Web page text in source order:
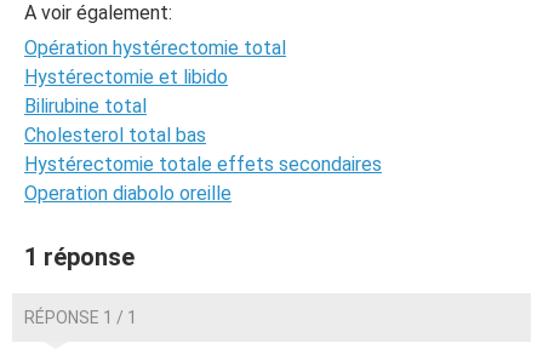
A voir également:
Opération hystérectomie total
Hystérectomie et libido
Bilirubine total
Cholesterol total bas
Hystérectomie totale effets secondaires
Operation diabolo oreille
1 réponse
RÉPONSE 1 / 1